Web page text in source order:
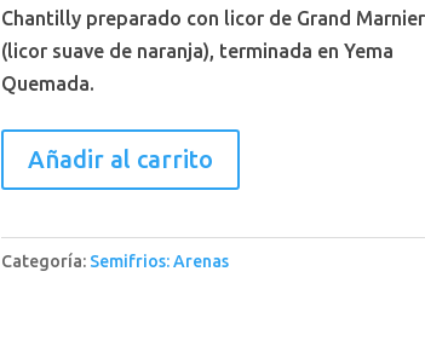
Chantilly preparado con licor de Grand Marnier
(licor suave de naranja), terminada en Yema
Quemada.
**
cantidad
Añadir al carrito
Categoría: Semifrios: Arenas